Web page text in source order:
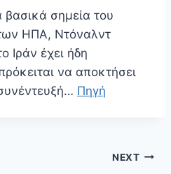
σημεία του
ΗΠΑ, Ντόναλντ
Ιράν έχει ήδη
να αποκτήσει
Πηγή
NEXT